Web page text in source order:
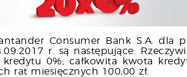
Consumer Bank S.A. dla
r. są następujące:
0%; całkowita kwota
rat miesięcznych 100,00 zł.